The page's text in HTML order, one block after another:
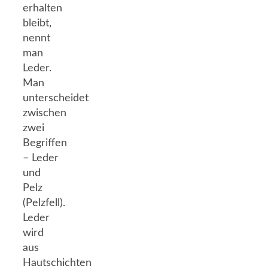
erhalten
bleibt,
nennt
man
Leder.
Man
unterscheidet
zwischen
zwei
Begriffen
– Leder
und
Pelz
(Pelzfell).
Leder
wird
aus
Hautschichten